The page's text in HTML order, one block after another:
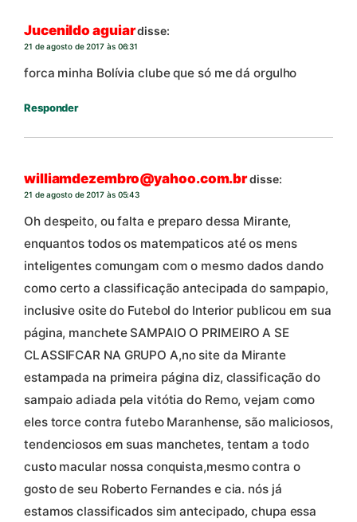
Jucenildo aguiardisse:
21 de agosto de 2017 às 06:31
forca minha Bolívia clube que só me dá orgulho
Responder
williamdezembro@yahoo.com.brdisse:
21 de agosto de 2017 às 05:43
Oh despeito, ou falta e preparo dessa Mirante,
enquantos todos os matempaticos até os mens
inteligentes comungam com o mesmo dados dando
como certo a classificação antecipada do sampapio,
inclusive osite do Futebol do Interior publicou em sua
página, manchete SAMPAIO O PRIMEIRO A SE
CLASSIFCAR NA GRUPO A,no site da Mirante
estampada na primeira página diz, classificação do
sampaio adiada pela vitótia do Remo, vejam como
eles torce contra futebo Maranhense, são maliciosos,
tendenciosos em suas manchetes, tentam a todo
custo macular nossa conquista,mesmo contra o
gosto de seu Roberto Fernandes e cia. nós já
estamos classificados sim antecipado, chupa essa